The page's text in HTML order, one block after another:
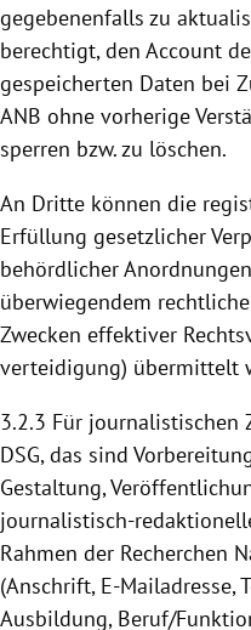
gegebenenfalls zu
berechtigt, den Account
gespeicherten Daten bei
ANB ohne vorherige
sperren bzw. zu löschen.
An Dritte können die
Erfüllung gesetzlicher
behördlicher
überwiegendem
Zwecken effektiver
verteidigung) übermittelt
3.2.3 Für journalistischen
DSG, das sind
Gestaltung,
journalistisch-
Rahmen der Recherchen
(Anschrift, E-Mailadresse,
Ausbildung, Beruf/